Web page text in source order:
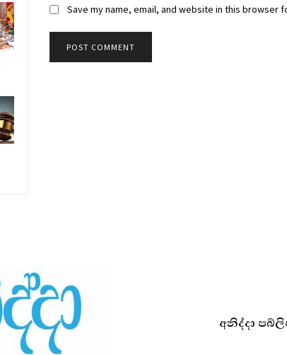
Save my name, email, and website in this browser
අනිද්දා